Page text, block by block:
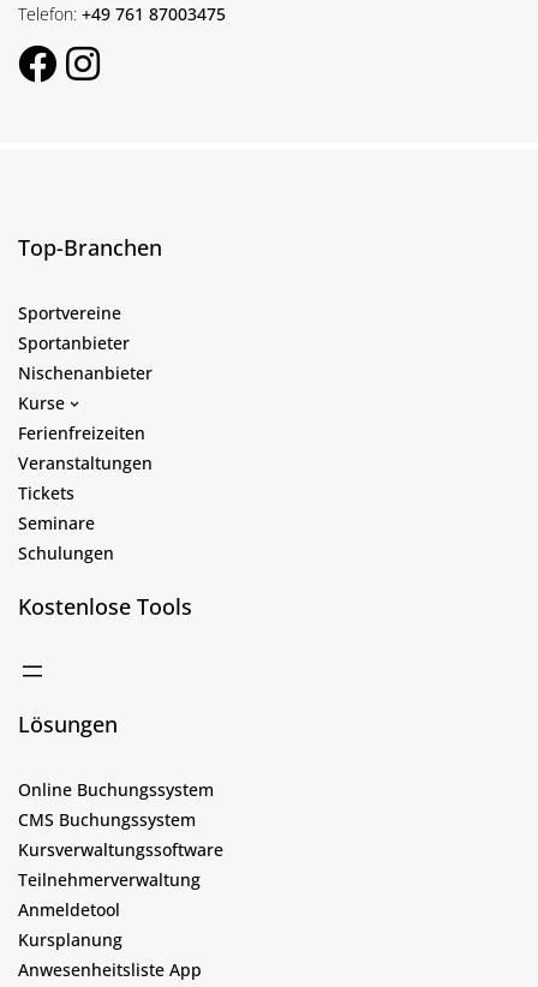
Telefon: +49 761 87003475
Top-Branchen
Sportvereine
Sportanbieter
Nischenanbieter
Kurse
Ferienfreizeiten
Veranstaltungen
Tickets
Seminare
Schulungen
Kostenlose Tools
Lösungen
Online Buchungssystem
CMS Buchungssystem
Kursverwaltungssoftware
Teilnehmerverwaltung
Anmeldetool
Kursplanung
Anwesenheitsliste App